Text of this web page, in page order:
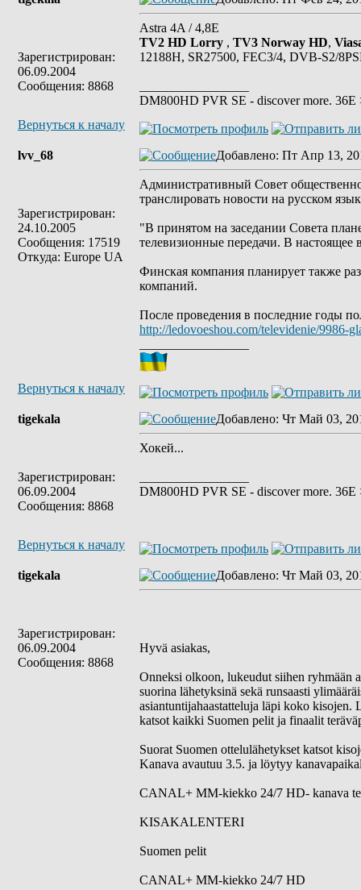
Зарегистрирован:
06.09.2004
Сообщения: 8868
Astra 4A / 4,8E
TV2 HD Lorry , TV3 Norway HD,
12188H, SR27500, FEC3/4, DVB-S2/
DM800HD PVR SE - discover more.
Вернуться к началу
lvv_68
Зарегистрирован:
24.10.2005
Сообщения: 17519
Откуда: Europe UA
Добавлено: Пт Апр 13,
Административный Совет
транслировать новости на русском
"В принятом на заседании Совета
телевизионные передачи. В
Финская компания планирует также
компаний.
После проведения в последние годы
http://ledovoeshou.com/televidenie/9986-
Вернуться к началу
tigekala
Зарегистрирован:
06.09.2004
Сообщения: 8868
Добавлено: Чт Май 03,
Хокей...
DM800HD PVR SE - discover more.
Вернуться к началу
tigekala
Зарегистрирован:
06.09.2004
Сообщения: 8868
Добавлено: Чт Май 03,
Hyvä asiakas,
Onneksi olkoon, lukeudut siihen ryhmään
suorina lähetyksinä sekä runsaasti
asiantuntijahaastatteluja läpi koko kisojen.
katsot kaikki Suomen pelit ja finaalit
Suorat Suomen ottelulähetykset katsot
Kanava avautuu 3.5. ja löytyy
CANAL+ MM-kiekko 24/7 HD- kanava
KISAKALENTERI
Suomen pelit
CANAL+ MM-kiekko 24/7 HD